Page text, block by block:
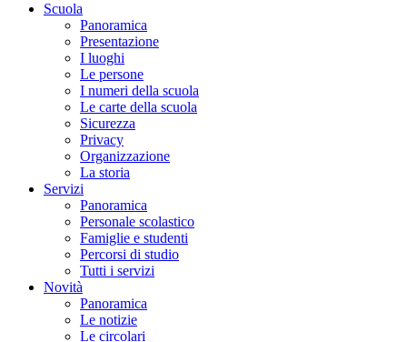
Scuola
Panoramica
Presentazione
I luoghi
Le persone
I numeri della scuola
Le carte della scuola
Sicurezza
Privacy
Organizzazione
La storia
Servizi
Panoramica
Personale scolastico
Famiglie e studenti
Percorsi di studio
Tutti i servizi
Novità
Panoramica
Le notizie
Le circolari